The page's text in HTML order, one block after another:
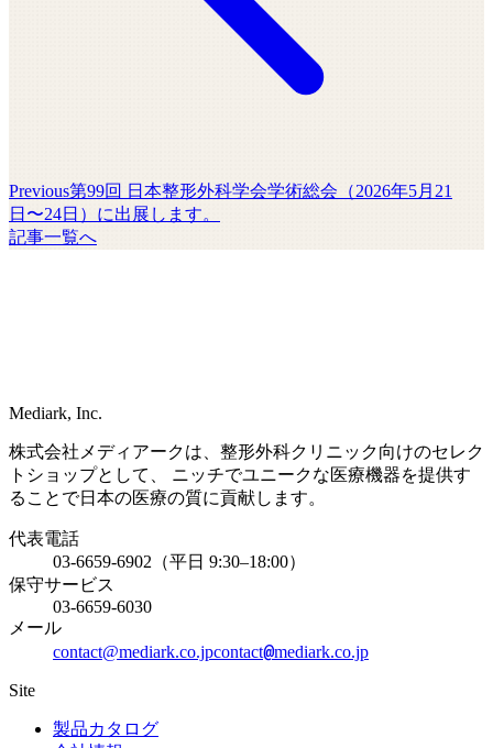
Previous第99回 日本整形外科学会学術総会（2026年5月21
日〜24日）に出展します。
記事一覧へ
Mediark, Inc.
株式会社メディアークは、整形外科クリニック向けのセレク
トショップとして、 ニッチでユニークな医療機器を提供す
ることで日本の医療の質に貢献します。
代表電話
03-6659-6902（平日 9:30–18:00）
保守サービス
03-6659-6030
メール
contact@mediark.co.jpcontact@mediark.co.jp
Site
製品カタログ